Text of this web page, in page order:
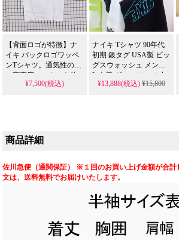
【背面ロゴが特徴】ナ
イキ バックロゴワッペ
ンTシャツ。通気性の良
い高密度コットンを使
用し、大型ロゴワッペ
れしないシルエットが
魅力です。
¥7,500(税込)
ナイキ Tシャツ 90年代
初期 銀タグ USA製 ビッ
グスウォッシュ メンズ
L 古着 ヴィンテージ 中
古 白 偽物 人気 スーパ
¥13,888(税込)¥15,800
商品詳細
佐川急便（通関保証） ※１回のお買い上げ金額が合計
文は、送料無料でお届けいたします。